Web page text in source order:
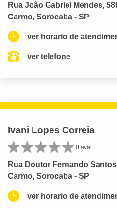
Rua João Gabriel Mendes,
Carmo, Sorocaba - SP
ver horario de
ver telefone
Ivani Lopes Correia
0 aval.
Rua Doutor Fernando
Carmo, Sorocaba - SP
ver horario de